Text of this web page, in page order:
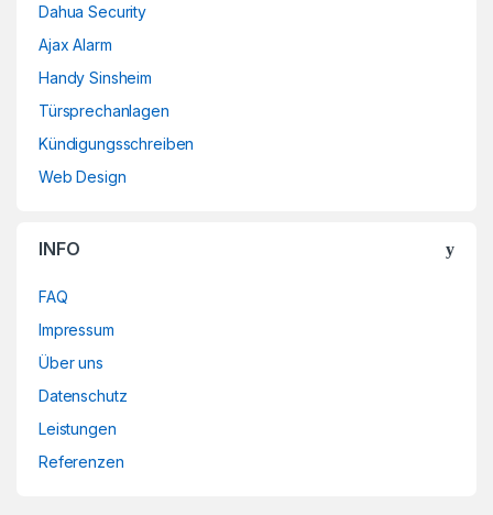
Dahua Security
Ajax Alarm
Handy Sinsheim
Türsprechanlagen
Kündigungsschreiben
Web Design
INFO
FAQ
Impressum
Über uns
Datenschutz
Leistungen
Referenzen